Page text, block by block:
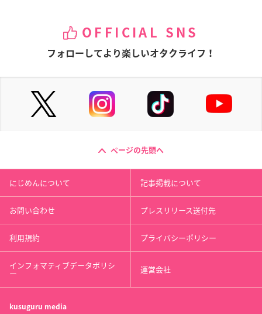
OFFICIAL SNS
フォローしてより楽しいオタクライフ！
ページの先頭へ
にじめんについて 記事掲載について
お問い合わせ プレスリリース送付先
利用規約 プライバシーポリシー
インフォマティブデータポリシ
ー 運営会社
kusuguru media